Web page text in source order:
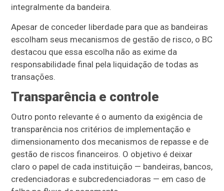
integralmente da bandeira.
Apesar de conceder liberdade para que as bandeiras
escolham seus mecanismos de gestão de risco, o BC
destacou que essa escolha não as exime da
responsabilidade final pela liquidação de todas as
transações.
Transparência e controle
Outro ponto relevante é o aumento da exigência de
transparência nos critérios de implementação e
dimensionamento dos mecanismos de repasse e de
gestão de riscos financeiros. O objetivo é deixar
claro o papel de cada instituição — bandeiras, bancos,
credenciadoras e subcredenciadoras — em caso de